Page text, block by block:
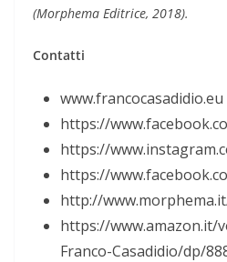
(Morphema Editrice, 2018).
Contatti
www.francocasadidio.eu
https://
https://
https://
http://
https://www.amazon.it/
Franco-Casadidio/dp/